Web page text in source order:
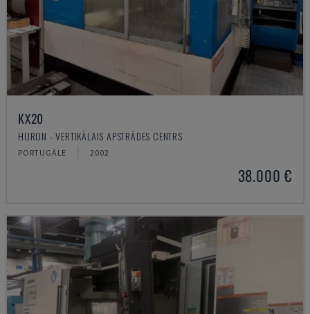
KX20
HURON - VERTIKĀLAIS APSTRĀDES CENTRS
PORTUGĀLE 2002
38.000 €